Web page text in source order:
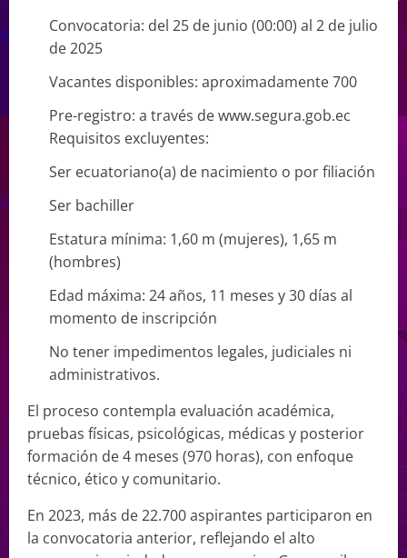
Convocatoria: del 25 de junio (00:00) al 2 de julio
de 2025
Vacantes disponibles: aproximadamente 700
Pre-registro: a través de www.segura.gob.ec
Requisitos excluyentes:
Ser ecuatoriano(a) de nacimiento o por filiación
Ser bachiller
Estatura mínima: 1,60 m (mujeres), 1,65 m
(hombres)
Edad máxima: 24 años, 11 meses y 30 días al
momento de inscripción
No tener impedimentos legales, judiciales ni
administrativos.
El proceso contempla evaluación académica,
pruebas físicas, psicológicas, médicas y posterior
formación de 4 meses (970 horas), con enfoque
técnico, ético y comunitario.
En 2023, más de 22.700 aspirantes participaron en
la convocatoria anterior, reflejando el alto